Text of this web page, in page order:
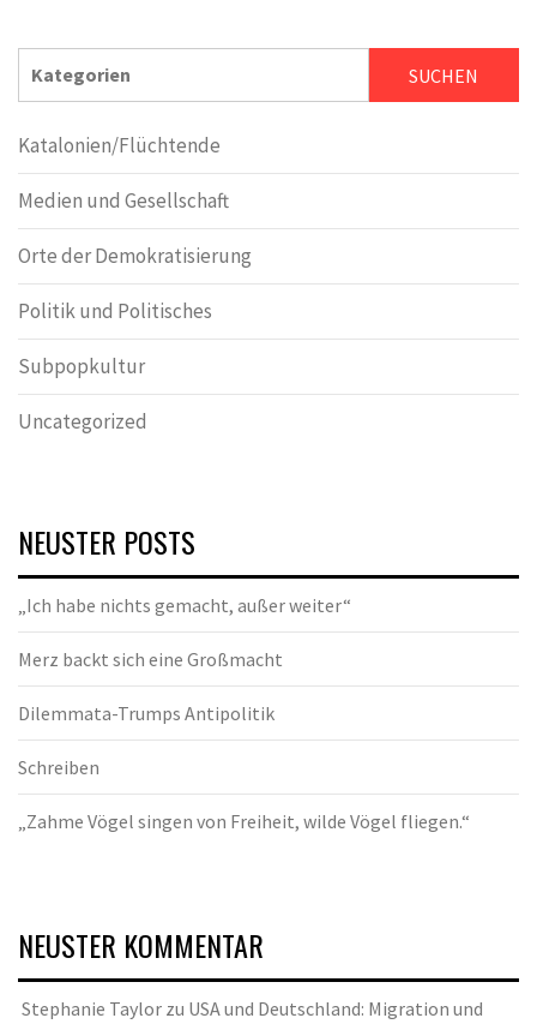
SUCHEN SUCHEN
Katalonien/Flüchtende
Medien und Gesellschaft
Orte der Demokratisierung
Politik und Politisches
Subpopkultur
Uncategorized
NEUSTER POSTS
„Ich habe nichts gemacht, außer weiter“
Merz backt sich eine Großmacht
Dilemmata-Trumps Antipolitik
Schreiben
„Zahme Vögel singen von Freiheit, wilde Vögel fliegen.“
NEUSTER KOMMENTAR
Stephanie Taylor zu USA und Deutschland: Migration und